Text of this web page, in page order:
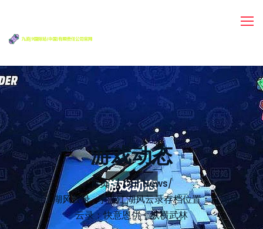
游戏动态
首页 Our News/
手游江湖风云录_手游江湖风云录存档位置：江湖风
云录：快意恩仇，纵横武林